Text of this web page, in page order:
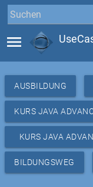
menu
AUSBILDUNG
KURS JAVA
KURS JAVA
BILDUNGSWEG